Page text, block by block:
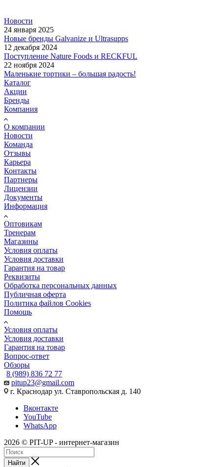
Новости
24 января 2025
Новые бренды Galvanize и Ultrasupps
12 декабря 2024
Поступление Nature Foods и RECKFUL
22 ноября 2024
Маленькие тортики – большая радость!
Каталог
Акции
Бренды
Компания
О компании
Новости
Команда
Отзывы
Карьера
Контакты
Партнеры
Лицензии
Документы
Информация
Оптовикам
Тренерам
Магазины
Условия оплаты
Условия доставки
Гарантия на товар
Реквизиты
Обработка персональных данных
Публичная оферта
Политика файлов Cookies
Помощь
Условия оплаты
Условия доставки
Гарантия на товар
Вопрос-ответ
Обзоры
8 (989) 836 72 77
pitup23@gmail.com
г. Краснодар ул. Ставропольская д. 140
Вконтакте
YouTube
WhatsApp
2026 © PIT-UP - интернет-магазин
Найти